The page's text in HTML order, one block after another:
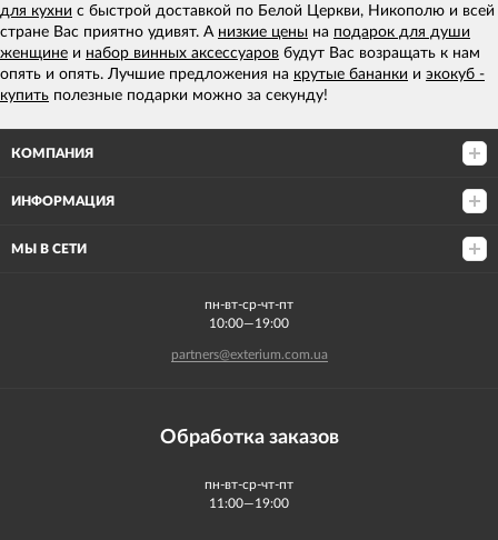
для кухни с быстрой доставкой по Белой Церкви, Никополю и всей
стране Вас приятно удивят. А низкие цены на подарок для души
женщине и набор винных аксессуаров будут Вас возращать к нам
опять и опять. Лучшие предложения на крутые бананки и экокуб -
купить полезные подарки можно за секунду!
КОМПАНИЯ
ИНФОРМАЦИЯ
МЫ В СЕТИ
пн-вт-ср-чт-пт
10:00—19:00
partners@exterium.com.ua
Обработка заказов
пн-вт-ср-чт-пт
11:00—19:00